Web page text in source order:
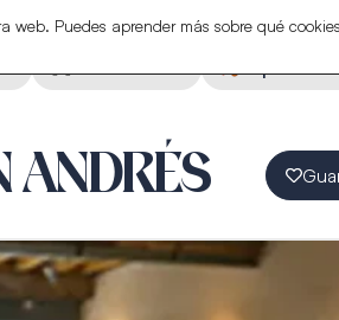
ANDRÉS
web. Puedes aprender más sobre qué